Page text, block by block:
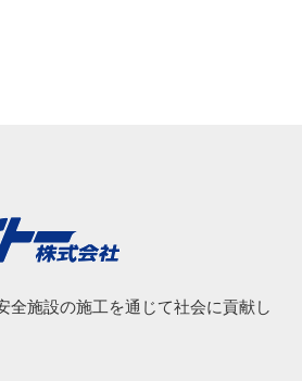
全施設の施工を通じて社会に貢献し